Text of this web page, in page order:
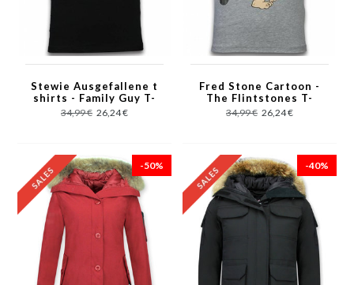
Stewie Ausgefallene t
shirts - Family Guy T-
Shirt - Schwarz
34,99 € 26,24 €
Fred Stone Cartoon -
The Flintstones T-
shirt - Grau
34,99 € 26,24 €
-50% -40%